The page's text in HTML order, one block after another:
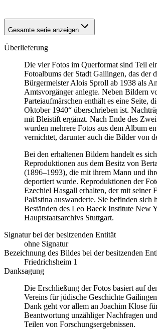
Gesamte serie anzeigen
Überlieferung
Die vier Fotos im Querformat sind Teil
Fotoalbums der Stadt Gailingen, das der
Bürgermeister Alois Sproll ab 1938 als
Amtsvorgänger anlegte. Neben Bildern
Parteiaufmärschen enthält es eine Seite,
Oktober 1940“ überschrieben ist.
mit Bleistift ergänzt. Nach Ende des
wurden mehrere Fotos aus dem Album
vernichtet, darunter auch die Bilder von
Bei den erhaltenen Bildern handelt es
Reproduktionen aus dem Besitz von
(1896–1993), die mit ihrem Mann und
deportiert wurde. Reproduktionen der
Ezechiel Hasgall erhalten, der mit seiner
Palästina auswanderte. Sie befinden sich
Beständen des Leo Baeck Institute New
Hauptstaatsarchivs Stuttgart.
Signatur bei der besitzenden Entität
ohne Signatur
Bezeichnung des Bildes bei der besitzenden
Friedrichsheim 1
Danksagung
Die Erschließung der Fotos basiert auf
Vereins für jüdische Geschichte
Dank geht vor allem an Joachim Klose
Beantwortung unzähliger Nachfragen
Teilen von Forschungsergebnissen.